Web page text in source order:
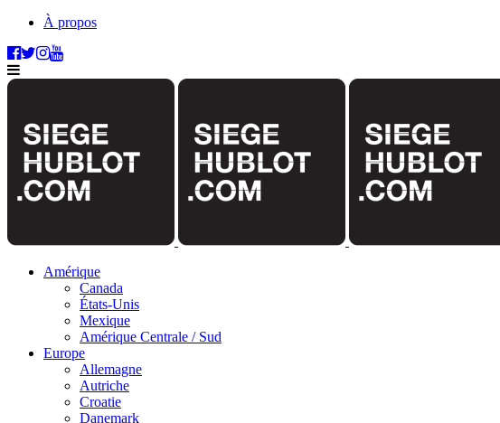
À propos
Amérique
Canada
États-Unis
Mexique
Amérique Centrale / Sud
Europe
Allemagne
Autriche
Croatie
Danemark